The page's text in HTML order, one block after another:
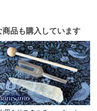
品も購入しています